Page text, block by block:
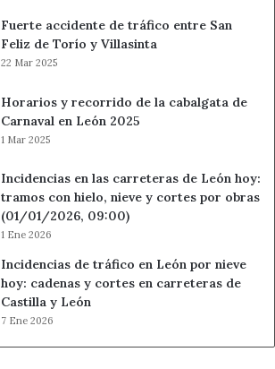
Fuerte accidente de tráfico entre San
Feliz de Torío y Villasinta
22 Mar 2025
Horarios y recorrido de la cabalgata de
Carnaval en León 2025
1 Mar 2025
Incidencias en las carreteras de León hoy:
tramos con hielo, nieve y cortes por obras
(01/01/2026, 09:00)
1 Ene 2026
Incidencias de tráfico en León por nieve
hoy: cadenas y cortes en carreteras de
Castilla y León
7 Ene 2026